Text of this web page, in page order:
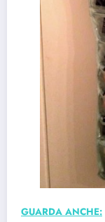
GUARDA ANCHE: